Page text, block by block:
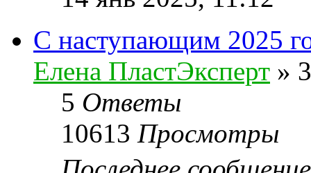
С наступающим 2025
Елена ПластЭксперт »
5 Ответы
10613 Просмотры